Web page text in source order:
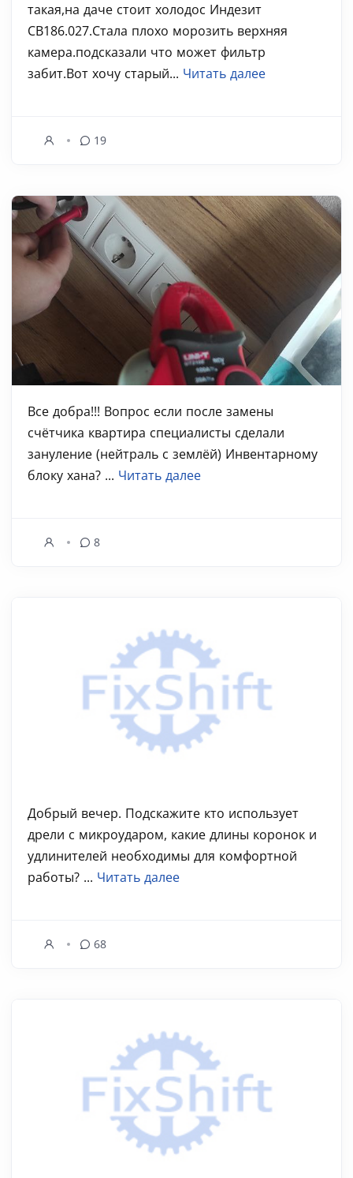
такая,на даче стоит холодос Индезит
СВ186.027.Стала плохо морозить верхняя
камера.подсказали что может фильтр
забит.Вот хочу старый... Читать далее
19
Все добра!!! Вопрос если после замены
счётчика квартира специалисты сделали
зануление (нейтраль с землёй) Инвентарному
блоку хана? ... Читать далее
8
Добрый вечер. Подскажите кто использует
дрели с микроударом, какие длины коронок и
удлинителей необходимы для комфортной
работы? ... Читать далее
68